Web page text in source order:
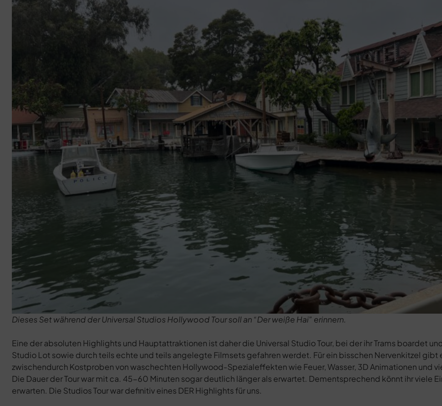
Dieses Set während der Universal Studios Hollywood Tour soll an “Der weiße Hai” erinnern.
Eine der absoluten Highlights und Hauptattraktionen ist daher die Universal Studio Tour, bei der ihr Trams boardet
Studio Lot sowie durch teils echte und teils angelegte Filmsets gefahren werdet. Für ein bisschen Nervenkitzel gibt
zwischendurch Kostproben von waschechten Hollywood-Spezialeffekten wie Feuer, Wasser, 3D Animationen und
Die Dauer der Tour war mit ca. 45-60 Minuten sogar deutlich länger als erwartet. Dementsprechend könnt ihr viele
erwarten. Die Studios Tour war definitiv eines DER Highlights für uns.